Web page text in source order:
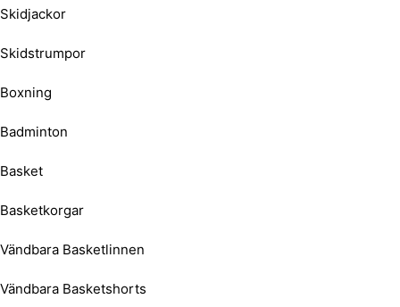
Skidjackor
Skidstrumpor
Boxning
Badminton
Basket
Basketkorgar
Vändbara Basketlinnen
Vändbara Basketshorts